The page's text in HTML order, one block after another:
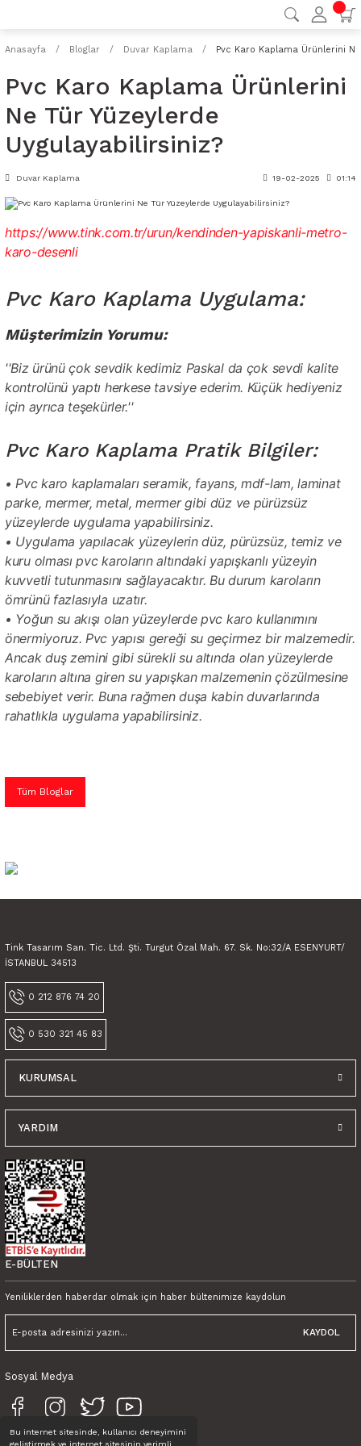
Bu internet sitesinde, kullanıcı deneyimini
geliştirmek ve internet sitesinin verimli
Anasayfa Bloglar Duvar Kaplama Pvc Karo Kaplama Ürünlerini
Pvc Karo Kaplama Ürünlerini
Ne Tür Yüzeylerde
Uygulayabilirsiniz?
Duvar Kaplama 19-02-2025 01:14
https://www.tink.com.tr/urun/kendinden-yapiskanli-metro-
karo-desenli
Pvc Karo Kaplama Uygulama:
Müşterimizin Yorumu:
''Biz ürünü çok sevdik kedimiz Paskal da çok sevdi kalite
kontrolünü yaptı herkese tavsiye ederim. Küçük hediyeniz
için ayrıca teşekürler.''
Pvc Karo Kaplama Pratik Bilgiler:
• Pvc karo kaplamaları seramik, fayans, mdf-lam, laminat
parke, mermer, metal, mermer gibi düz ve pürüzsüz
yüzeylerde uygulama yapabilirsiniz.
• Uygulama yapılacak yüzeylerin düz, pürüzsüz, temiz ve
kuru olması pvc karoların altındaki yapışkanlı yüzeyin
kuvvetli tutunmasını sağlayacaktır. Bu durum karoların
ömrünü fazlasıyla uzatır.
• Yoğun su akışı olan yüzeylerde pvc karo kullanımını
önermiyoruz. Pvc yapısı gereği su geçirmez bir malzemedir.
Ancak duş zemini gibi sürekli su altında olan yüzeylerde
karoların altına giren su yapışkan malzemenin çözülmesine
sebebiyet verir. Buna rağmen duşa kabin duvarlarında
rahatlıkla uygulama yapabilirsiniz.
Tüm Bloglar
Tink Tasarım San. Tic. Ltd. Şti. Turgut Özal Mah. 67. Sk. No:32/A ESENYURT/
İSTANBUL 34513
0 212 876 74 20
0 530 321 45 83
KURUMSAL
YARDIM
E-BÜLTEN
Yeniliklerden haberdar olmak için haber bültenimize kaydolun
KAYDOL
Sosyal Medya